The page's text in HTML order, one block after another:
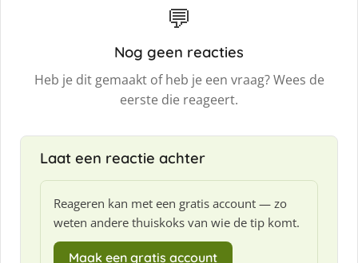
💬
Nog geen reacties
Heb je dit gemaakt of heb je een vraag? Wees de
eerste die reageert.
Laat een reactie achter
Reageren kan met een gratis account — zo
weten andere thuiskoks van wie de tip komt.
Maak een gratis account